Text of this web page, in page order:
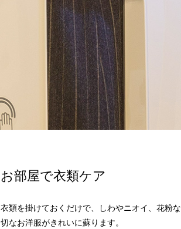
お部屋で衣類ケア
衣類を掛けておくだけで、しわやニオイ、花粉
切なお洋服がきれいに蘇ります。